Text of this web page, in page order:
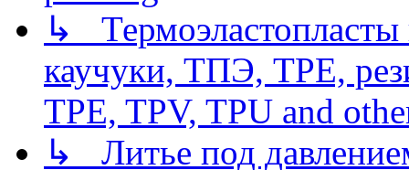
↳
каучуки, ТПЭ, TPE,
TPE, TPV, TPU and
↳ Литье под